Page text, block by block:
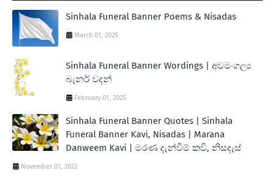
Sinhala Funeral Banner Poems & Nisadas
March 01, 2025
Sinhala Funeral Banner Wordings | අවමංගල්‍ය
බැනර් වදන්
February 01, 2025
Sinhala Funeral Banner Quotes | Sinhala
Funeral Banner Kavi, Nisadas | Marana
Danweem Kavi | මරණ දැන්වීම් කවි, නිසදැස්
November 01, 2022